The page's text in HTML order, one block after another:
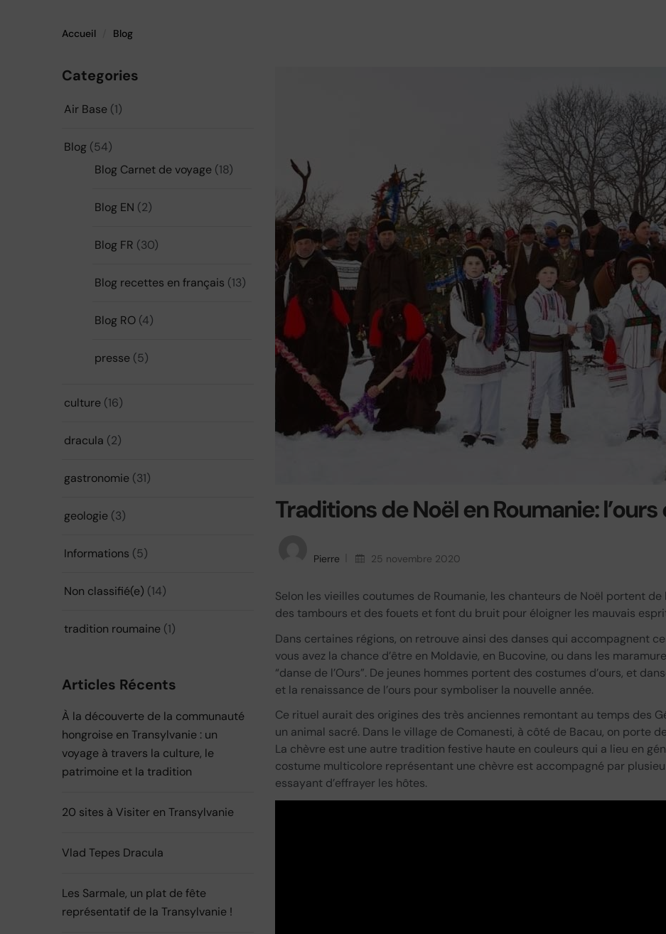
Accueil Blog
Traditions de Noël en Roumanie:
Pierre 25 novembre 2020
Selon les vieilles coutumes de Roumanie, les chanteurs de Noël portent
des tambours et des fouets et font du bruit pour éloigner les mauvais
Dans certaines régions, on retrouve ainsi des danses qui accompagnent
vous avez la chance d’être en Moldavie, en Bucovine, ou dans les
“danse de l’Ours”. De jeunes hommes portent des costumes d’ours, et
et la renaissance de l’ours pour symboliser la nouvelle année.
Ce rituel aurait des origines des très anciennes remontant au temps des
un animal sacré. Dans le village de Comanesti, à côté de Bacau, on porte
La chèvre est une autre tradition festive haute en couleurs qui a lieu en
costume multicolore représentant une chèvre est accompagné par
essayant d’effrayer les hôtes.
Categories
Air Base (1)
Blog (54)
Blog Carnet de voyage (18)
Blog EN (2)
Blog FR (30)
Blog recettes en français (13)
Blog RO (4)
presse (5)
culture (16)
dracula (2)
gastronomie (31)
geologie (3)
Informations (5)
Non classifié(e) (14)
tradition roumaine (1)
Articles Récents
À la découverte de la communauté
hongroise en Transylvanie : un
voyage à travers la culture, le
patrimoine et la tradition
20 sites à Visiter en Transylvanie
Vlad Tepes Dracula
Les Sarmale, un plat de fête
représentatif de la Transylvanie !​